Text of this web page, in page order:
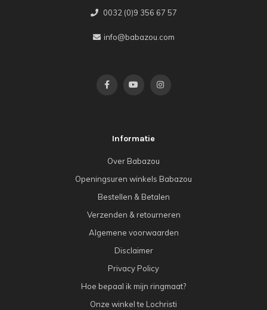
0032 (0)9 356 67 57
info@babazou.com
Informatie
Over Babazou
Openingsuren winkels Babazou
Bestellen & Betalen
Verzenden & retourneren
Algemene voorwaarden
Disclaimer
Privacy Policy
Hoe bepaal ik mijn ringmaat?
Onze winkel te Lochristi